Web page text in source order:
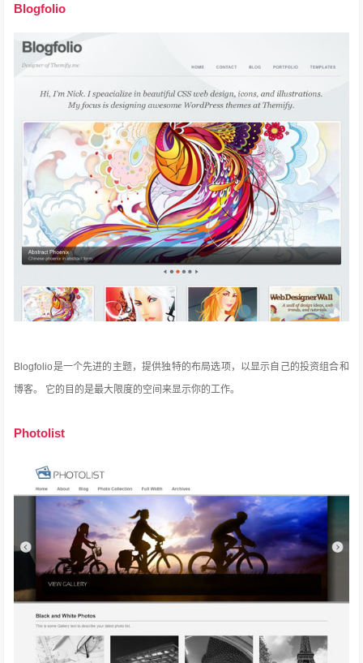
Blogfolio
Blogfolio是一个先进的主题，提供独特的布局选项，以显示自己的投资组合和
博客。
它的目的是最大限度的空间来显示你的工作。
Photolist